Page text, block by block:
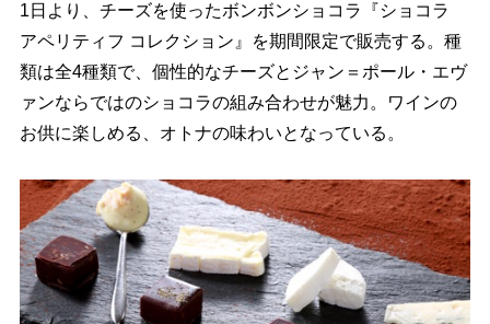
1日より、チーズを使ったボンボンショコラ『ショコラ
アペリティフ コレクション』を期間限定で販売する。種
類は全4種類で、個性的なチーズとジャン＝ポール・エヴ
ァンならではのショコラの組み合わせが魅力。ワインの
お供に楽しめる、オトナの味わいとなっている。